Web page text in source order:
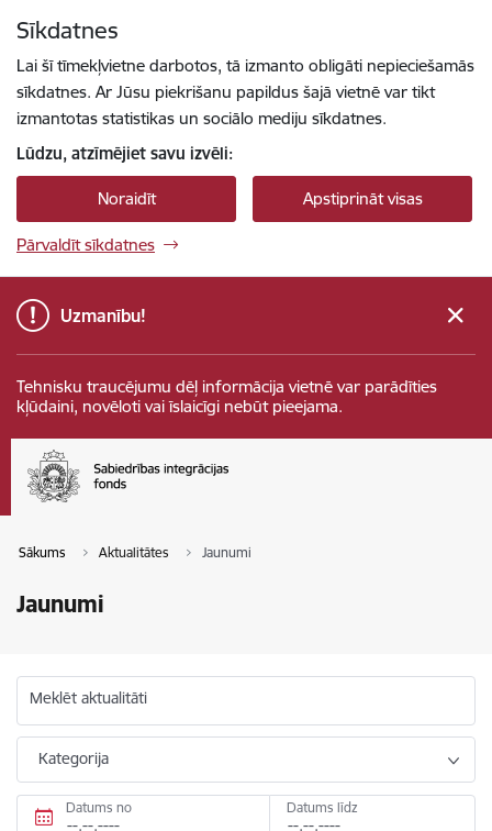
Sīkdatnes
Lai šī tīmekļvietne darbotos, tā izmanto obligāti nepieciešamās
sīkdatnes. Ar Jūsu piekrišanu papildus šajā vietnē var tikt
izmantotas statistikas un sociālo mediju sīkdatnes.
Lūdzu, atzīmējiet savu izvēli:
Noraidīt Apstiprināt visas
Pārvaldīt sīkdatnes
Uzmanību!
Tehnisku traucējumu dēļ informācija vietnē var parādīties
kļūdaini, novēloti vai īslaicīgi nebūt pieejama.
Sākums Aktualitātes Jaunumi
Jaunumi
Meklēt aktualitāti
Kategorija
Datums no Datums līdz